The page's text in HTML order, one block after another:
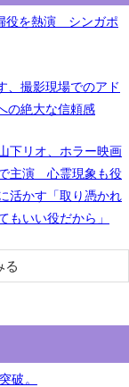
役を熱演 シンガポ
、撮影現場でのアド
の絶大な信頼感
下リオ、ホラー映画
主演 心霊現象も役
活かす「取り憑かれ
もいい役だから」
る
破。